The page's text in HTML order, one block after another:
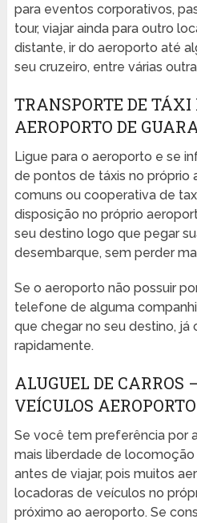
para eventos corporativos,
tour, viajar ainda para outro
distante, ir do aeroporto até
seu cruzeiro, entre várias
TRANSPORTE DE TÁXI
AEROPORTO DE
Ligue para o aeroporto e se
de pontos de táxis no próprio
comuns ou cooperativa de
disposição no próprio
seu destino logo que pegar
desembarque, sem perder
Se o aeroporto não possuir
telefone de alguma
que chegar no seu destino, já
rapidamente.
ALUGUEL DE CARROS
VEÍCULOS
Se você tem preferência por
mais liberdade de
antes de viajar, pois muitos
locadoras de veículos no
próximo ao aeroporto. Se